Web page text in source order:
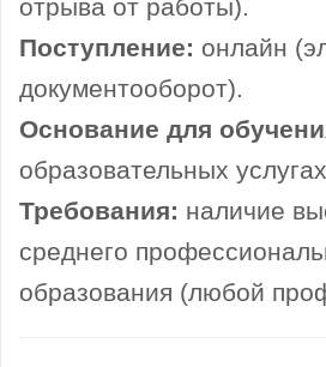
отрыва от работы).
Поступление: онлайн
документооборот).
Основание для
образовательных
Требования: наличие
среднего
образования (любой